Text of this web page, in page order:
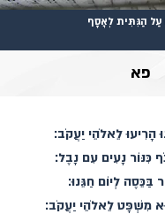
עַל הַגִּתִּית לְאָסָף
פא
הָרִיעוּ לֵאלֹהֵי יַעֲקֹב׃
כִּנּוֹר נָעִים עִם נָבֶל׃
לְיוֹם חַגֵּנוּ׃
מִשְׁפָּט לֵאלֹהֵי יַעֲקֹב׃